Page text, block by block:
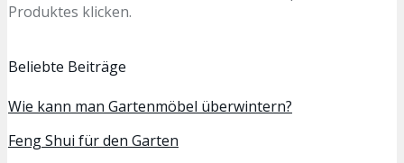
Produktes klicken.
Beliebte Beiträge
Wie kann man Gartenmöbel überwintern?
Feng Shui für den Garten